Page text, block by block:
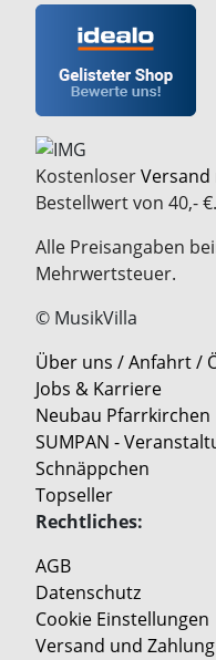
KostenloserVersand
Bestellwert von 40,- €.
Alle Preisangaben
Mehrwertsteuer.
© MusikVilla
Über uns / Anfahrt /
Jobs & Karriere
Neubau Pfarrkirchen
SUMPAN -
Schnäppchen
Topseller
Rechtliches:
AGB
Datenschutz
Cookie Einstellungen
Versand und Zahlung